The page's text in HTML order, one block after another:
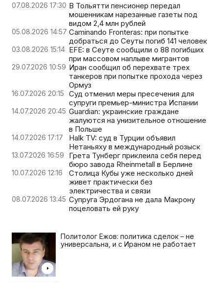
07.08.2026 17:30 В Тольятти пенсионер передал
мошенникам нарезанные газеты под
видом 2,4 млн рублей
05.08.2026 14:57 Caminando Fronteras: при попытке
добраться до Сеуты погиб 141 человек
03.08.2026 15:14 EFE: в Сеуте сообщили о 88 погибших
при массовом наплыве мигрантов
29.07.2026 10:59 Иран сообщил об перехвате трех
танкеров при попытке прохода через
Ормуз
16.07.2026 20:15
Суд отменил меры пресечения для
супруги премьер-министра Испании
14.07.2026 20:45 Guardian: украинские граждане
жалуются на унизительное отношение
в Польше
14.07.2026 17:17
Halk TV: суд в Турции объявил
Нетаньяху в международный розыск
13.07.2026 16:59
Грета Тунберг приклеила себя перед
бюро завода Rheinmetall в Берлине
10.07.2026 12:16
Столица Кубы уже несколько дней
живет практически без
электричества и связи
08.07.2026 13:45 Супруга Эрдогана не дала Макрону
поцеловать ей руку
Политолог Ежов: политика сделок – не
универсальна, и с Ираном не работает